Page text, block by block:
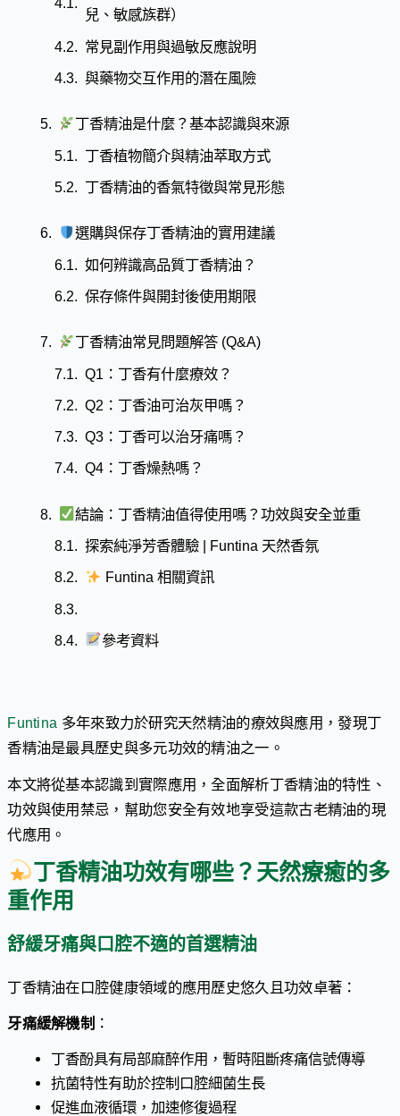
兒、敏感族群）
常見副作用與過敏反應說明
與藥物交互作用的潛在風險
丁香精油是什麼？基本認識與來源
丁香植物簡介與精油萃取方式
丁香精油的香氣特徵與常見形態
選購與保存丁香精油的實用建議
如何辨識高品質丁香精油？
保存條件與開封後使用期限
丁香精油常見問題解答 (Q&A)
Q1：丁香有什麼療效？​
Q2：丁香油可治灰甲嗎？​
Q3：丁香可以治牙痛嗎？​
Q4：丁香燥熱嗎？​
結論：丁香精油值得使用嗎？功效與安全並重
探索純淨芳香體驗 | Funtina 天然香氛
Funtina 相關資訊
參考資料
Funtina 多年來致力於研究天然精油的療效與應用，發現丁
香精油是最具歷史與多元功效的精油之一。
本文將從基本認識到實際應用，全面解析丁香精油的特性、
功效與使用禁忌，幫助您安全有效地享受這款古老精油的現
代應用。
丁香精油功效有哪些？天然療癒的多
重作用
舒緩牙痛與口腔不適的首選精油
丁香精油在口腔健康領域的應用歷史悠久且功效卓著：
牙痛緩解機制 ：
丁香酚具有局部麻醉作用，暫時阻斷疼痛信號傳導
抗菌特性有助於控制口腔細菌生長
促進血液循環，加速修復過程